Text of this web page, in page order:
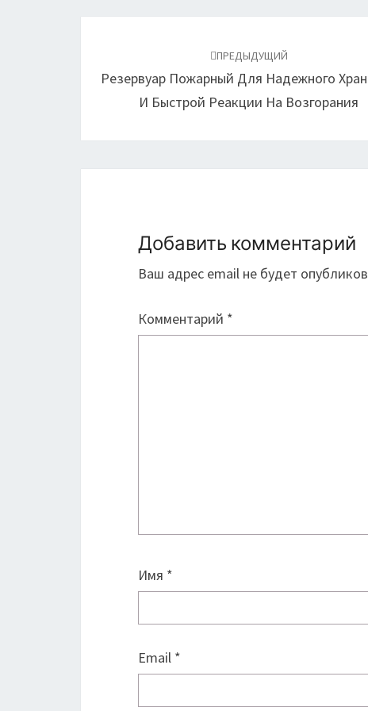
записям
ПРЕДЫДУЩИЙ
Резервуар Пожарный Для Надежного
И Быстрой Реакции На Возгорания
Добавить комментарий
Ваш адрес email не будет
Комментарий *
Имя *
Email *